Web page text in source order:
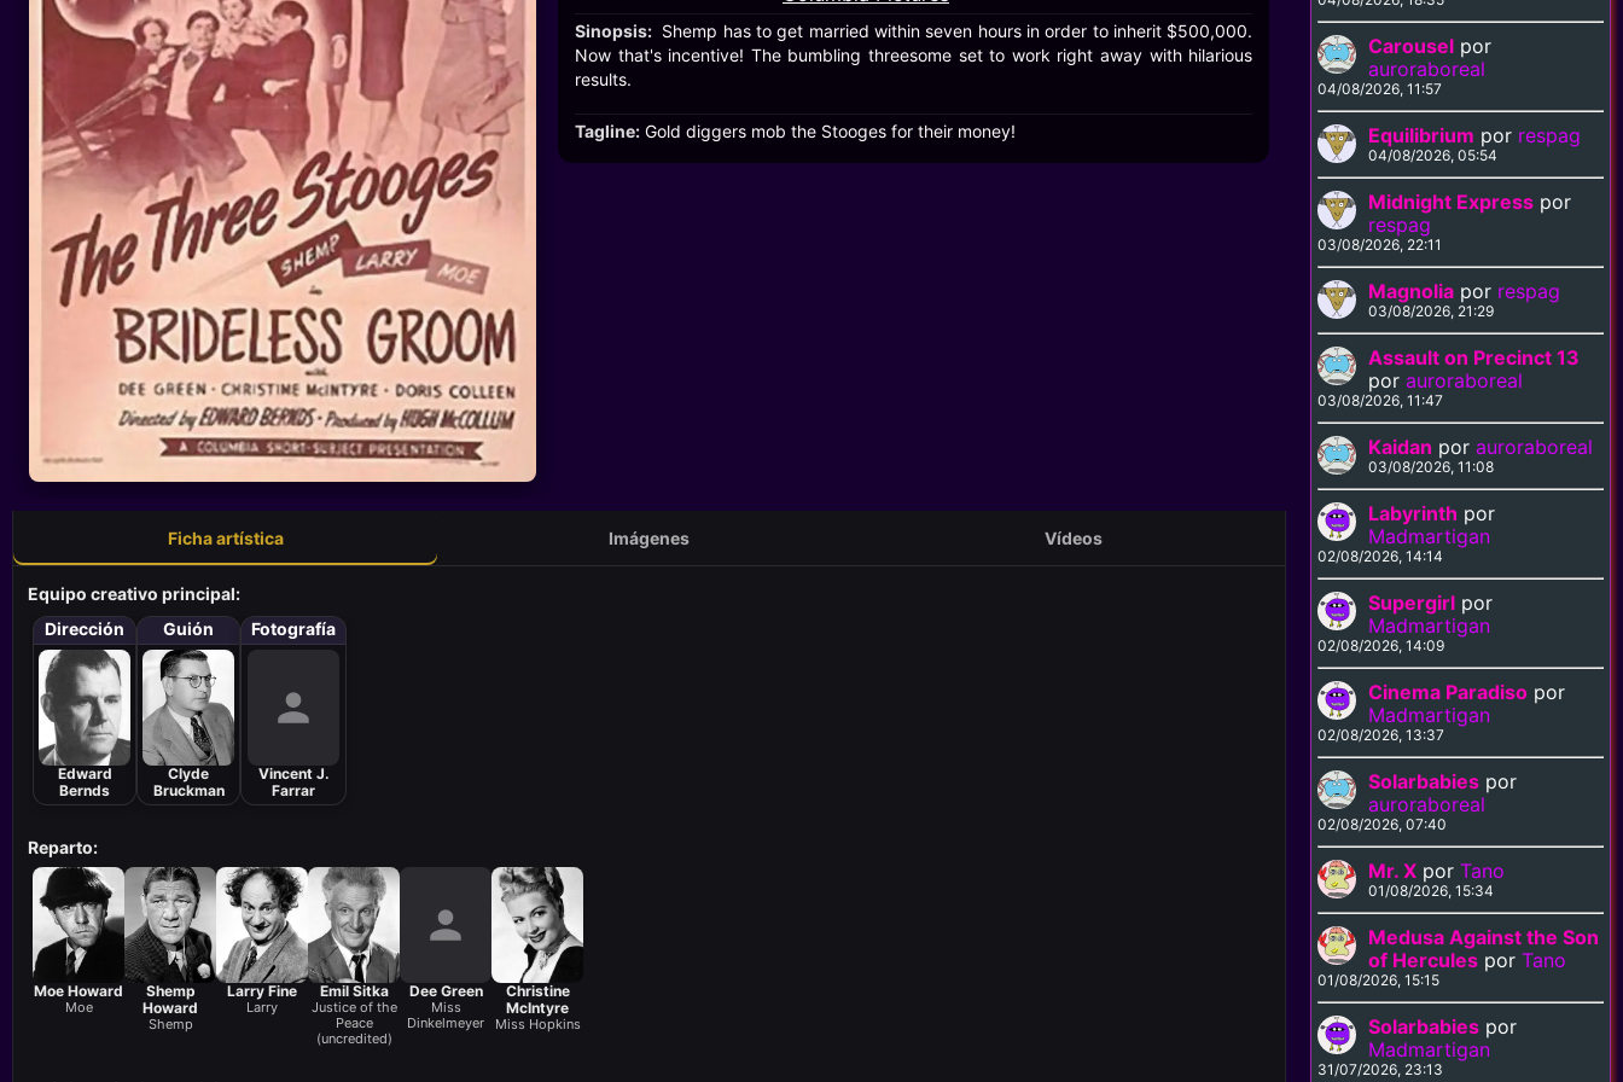
Sinopsis: Shemp has to get married within seven hours in order to inherit $500,000.
Now that's incentive! The bumbling threesome set to work right away with hilarious
results.
Tagline: Gold diggers mob the Stooges for their money!
Ficha artística Imágenes Vídeos
Equipo creativo principal:
Dirección
Edward
Bernds
Guión
Clyde
Bruckman
Fotografía
Vincent J.
Farrar
Reparto:
Moe Howard
Moe
Shemp
Howard
Shemp
Larry Fine
Larry
Emil Sitka
Justice of the
Peace
(uncredited)
Dee Green
Miss
Dinkelmeyer
Christine
McIntyre
Miss Hopkins
Carousel por
auroraboreal
04/08/2026, 11:57
Equilibrium por respag
04/08/2026, 05:54
Midnight Express por
respag
03/08/2026, 22:11
Magnolia por respag
03/08/2026, 21:29
Assault on Precinct 13
porauroraboreal
03/08/2026, 11:47
Kaidan porauroraboreal
03/08/2026, 11:08
Labyrinth por
Madmartigan
02/08/2026, 14:14
Supergirl por
Madmartigan
02/08/2026, 14:09
Cinema Paradiso por
Madmartigan
02/08/2026, 13:37
Solarbabies por
auroraboreal
02/08/2026, 07:40
Mr. X porTano
01/08/2026, 15:34
Medusa Against the Son
of Hercules porTano
01/08/2026, 15:15
Solarbabies por
Madmartigan
31/07/2026, 23:13